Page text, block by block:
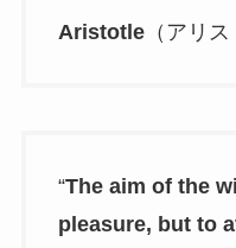
Aristotle（アリス
“The aim of the
pleasure, but to